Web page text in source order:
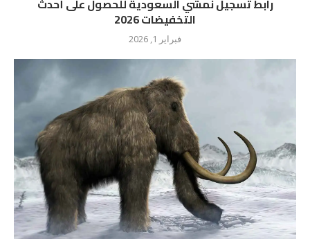
رابط تسجيل نمشي السعودية للحصول على أحدث
التخفيضات 2026
فبراير 1, 2026